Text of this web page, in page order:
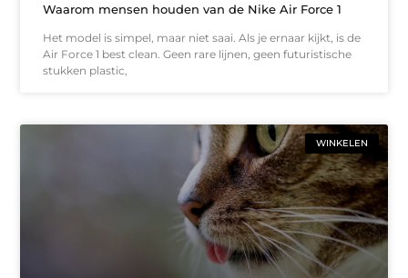
Waarom mensen houden van de Nike Air Force 1
Het model is simpel, maar niet saai. Als je ernaar kijkt, is de
Air Force 1 best clean. Geen rare lijnen, geen futuristische
stukken plastic,
WINKELEN